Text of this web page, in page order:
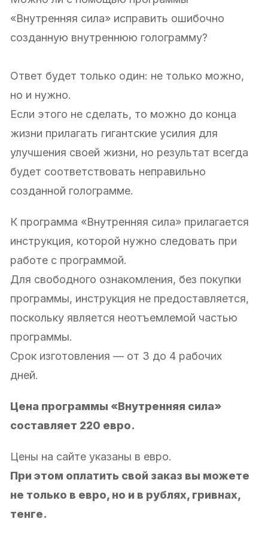
«Внутренняя сила» исправить ошибочно
созданную внутреннюю голограмму?
Ответ будет только один: не только можно,
но и нужно.
Если этого не сделать, то можно до конца
жизни прилагать гигантские усилия для
улучшения своей жизни, но результат всегда
будет соответствовать неправильно
созданной голограмме.
К программа «Внутренняя сила» прилагается
инструкция, которой нужно следовать при
работе с программой.
Для свободного ознакомления, без покупки
программы, инструкция не предоставляется,
поскольку является неотъемлемой частью
программы.
Срок изготовления — от 3 до 4 рабочих
дней.
Цена программы «Внутренняя сила»
составляет 220 евро.
Цены на сайте указаны в евро.
При этом оплатить свой заказ вы можете
не только в евро, но и в рублях, гривнах,
тенге.